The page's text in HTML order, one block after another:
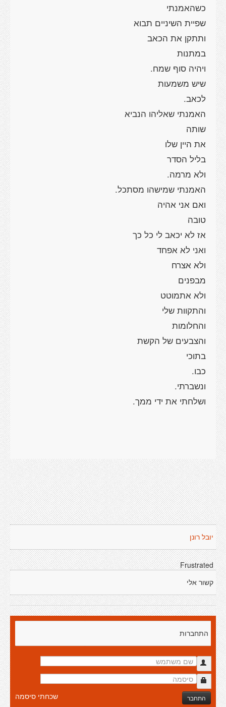
כשהאמנתי
שפיית השיניים תבוא
ותתקן את הכאב
במתנות
ויהיה סוף שמח.
שיש משמעות
לכאב.
האמנתי שאליהו הנביא
שותה
את היין שלו
בליל הסדר
ולא מרמה.
האמנתי שמישהו מסתכל.
ואם אני אהיה
טובה
אז לא יכאב לי כל כך
ואני לא אפחד
ולא אצרח
מבפנים
ולא אתמוטט
והתקוות שלי
והחלומות
והצבעים של הקשת
בתוכי
כבו.
ונשברתי.
ושלחתי את ידי ממך.
יובל רונן
Frustrated
קשור אלי
התחברות
התחבר שכחתי סיסמה